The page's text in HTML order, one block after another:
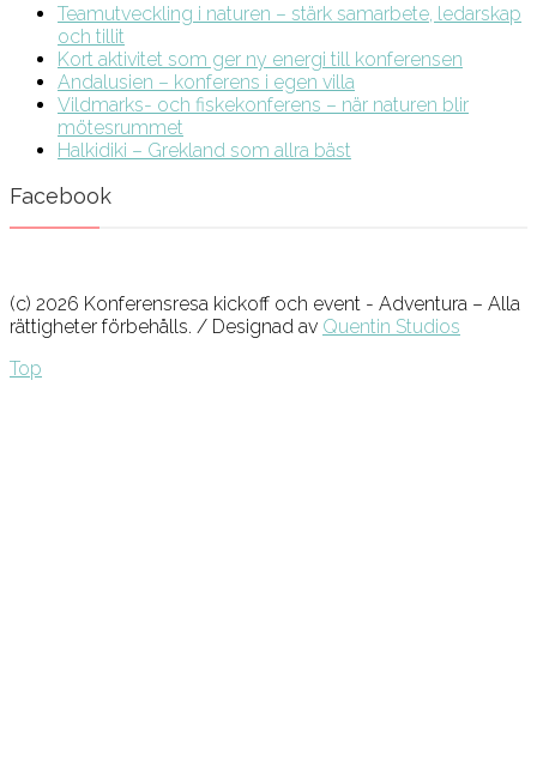
Teamutveckling i naturen – stärk samarbete, ledarskap
och tillit
Kort aktivitet som ger ny energi till konferensen
Andalusien – konferens i egen villa
Vildmarks- och fiskekonferens – när naturen blir
mötesrummet
Halkidiki – Grekland som allra bäst
Facebook
(c) 2026 Konferensresa kickoff och event - Adventura – Alla
rättigheter förbehålls. / Designad av Quentin Studios
Top